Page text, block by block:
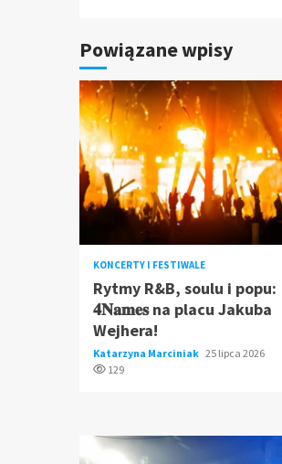
Powiązane wpisy
KONCERTY I FESTIWALE
Rytmy R&B, soulu i popu:
𝟒𝐍𝐚𝐦𝐞𝐬 na placu Jakuba
Wejhera!
Katarzyna Marciniak 25 lipca 2026
129